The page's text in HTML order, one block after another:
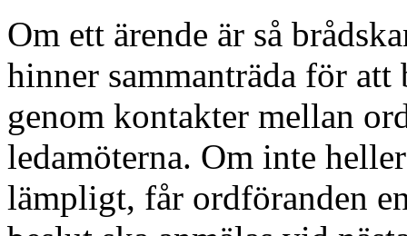
Om ett ärende är så
hinner sammanträda för att
genom kontakter mellan
ledamöterna. Om inte
lämpligt, får ordföranden